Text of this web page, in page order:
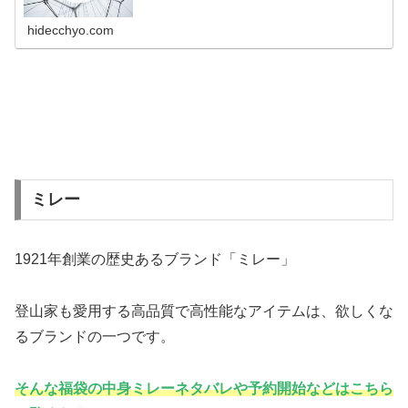
hidecchyo.com
ミレー
1921年創業の歴史あるブランド「ミレー」
登山家も愛用する高品質で高性能なアイテムは、欲しくな
るブランドの一つです。
そんな福袋の中身ミレーネタバレや予約開始などはこちら